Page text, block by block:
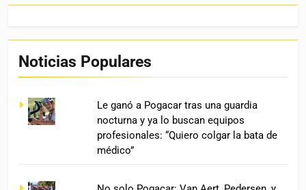
Noticias Populares
Le ganó a Pogacar tras una guardia
nocturna y ya lo buscan equipos
profesionales: “Quiero colgar la bata de
médico”